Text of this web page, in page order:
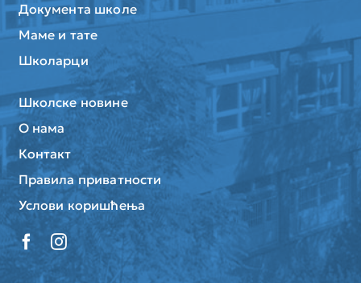
Документа школе
Маме и тате
Школарци
Школске новине
О нама
Контакт
Правила приватности
Услови коришћења